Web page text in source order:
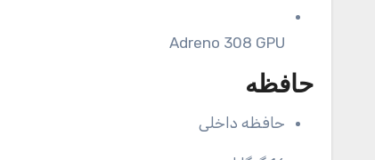
Adreno 308 GPU
حافظه
حافظه داخلی